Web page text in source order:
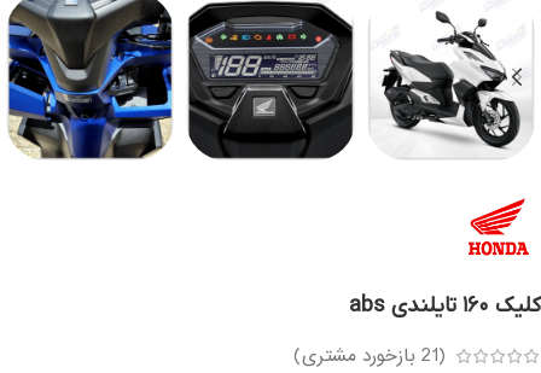
کلیک ۱۶۰ تایلندی abs
(
21بازخورد مشتری)